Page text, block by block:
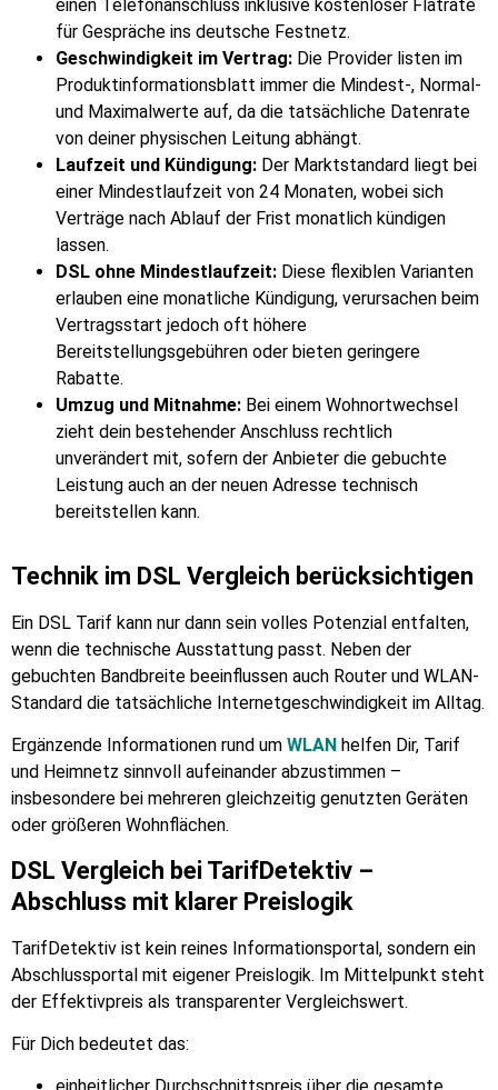
einen Telefonanschluss inklusive kostenloser Flatrate
für Gespräche ins deutsche Festnetz.
Geschwindigkeit im Vertrag: Die Provider listen im
Produktinformationsblatt immer die Mindest-, Normal-
und Maximalwerte auf, da die tatsächliche Datenrate
von deiner physischen Leitung abhängt.
Laufzeit und Kündigung: Der Marktstandard liegt bei
einer Mindestlaufzeit von 24 Monaten, wobei sich
Verträge nach Ablauf der Frist monatlich kündigen
lassen.
DSL ohne Mindestlaufzeit: Diese flexiblen Varianten
erlauben eine monatliche Kündigung, verursachen beim
Vertragsstart jedoch oft höhere
Bereitstellungsgebühren oder bieten geringere
Rabatte.
Umzug und Mitnahme: Bei einem Wohnortwechsel
zieht dein bestehender Anschluss rechtlich
unverändert mit, sofern der Anbieter die gebuchte
Leistung auch an der neuen Adresse technisch
bereitstellen kann.
Technik im DSL Vergleich berücksichtigen
Ein DSL Tarif kann nur dann sein volles Potenzial entfalten,
wenn die technische Ausstattung passt. Neben der
gebuchten Bandbreite beeinflussen auch Router und WLAN-
Standard die tatsächliche Internetgeschwindigkeit im Alltag.
Ergänzende Informationen rund um WLAN helfen Dir, Tarif
und Heimnetz sinnvoll aufeinander abzustimmen –
insbesondere bei mehreren gleichzeitig genutzten Geräten
oder größeren Wohnflächen.
DSL Vergleich bei TarifDetektiv –
Abschluss mit klarer Preislogik
TarifDetektiv ist kein reines Informationsportal, sondern ein
Abschlussportal mit eigener Preislogik. Im Mittelpunkt steht
der Effektivpreis als transparenter Vergleichswert.
Für Dich bedeutet das: